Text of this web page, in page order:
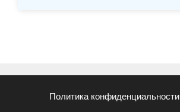
Политика конфиденциальности